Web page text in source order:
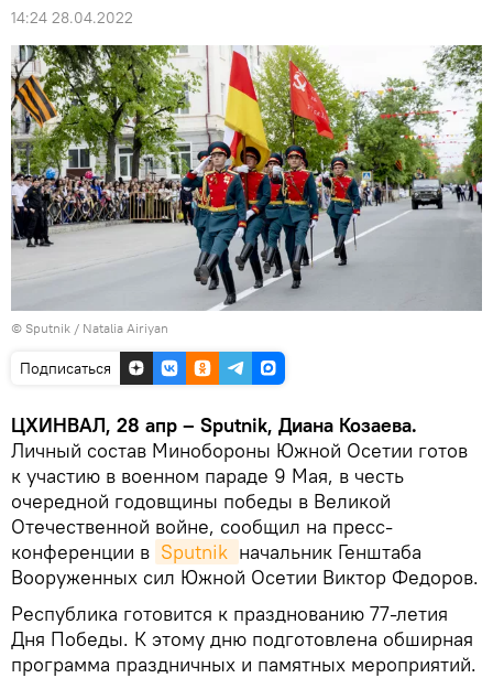
14:24 28.04.2022
© Sputnik / Natalia Airiyan
Подписаться
ЦХИНВАЛ, 28 апр – Sputnik, Диана Козаева.
Личный состав Минобороны Южной Осетии готов
к участию в военном параде 9 Мая, в честь
очередной годовщины победы в Великой
Отечественной войне, сообщил на пресс-
конференции в Sputnik начальник Генштаба
Вооруженных сил Южной Осетии Виктор Федоров.
Республика готовится к празднованию 77-летия
Дня Победы. К этому дню подготовлена обширная
программа праздничных и памятных мероприятий.